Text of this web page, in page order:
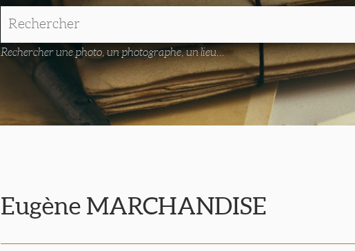
Rechercher une photo, un photographe, un lieu...
Eugène MARCHANDISE